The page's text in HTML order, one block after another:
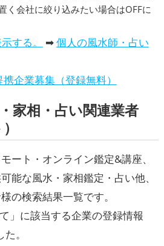
く会社に絞り込みたい場合はOFFに
する。 ➡個人の風水師・占い
企業募集（登録無料）
家相・占い関連業者
ート・オンライン鑑定&講座、
能な風水・家相鑑定・占い他、
の検索結果一覧です。
」に該当する企業の登録情報
。